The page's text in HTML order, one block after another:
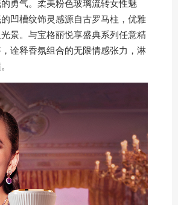
勇气。柔美粉色玻璃流转女性魅
凹槽纹饰灵感源自古罗马柱，优雅
景。与宝格丽悦享盛典系列任意精
诠释香氛组合的无限情感张力，淋